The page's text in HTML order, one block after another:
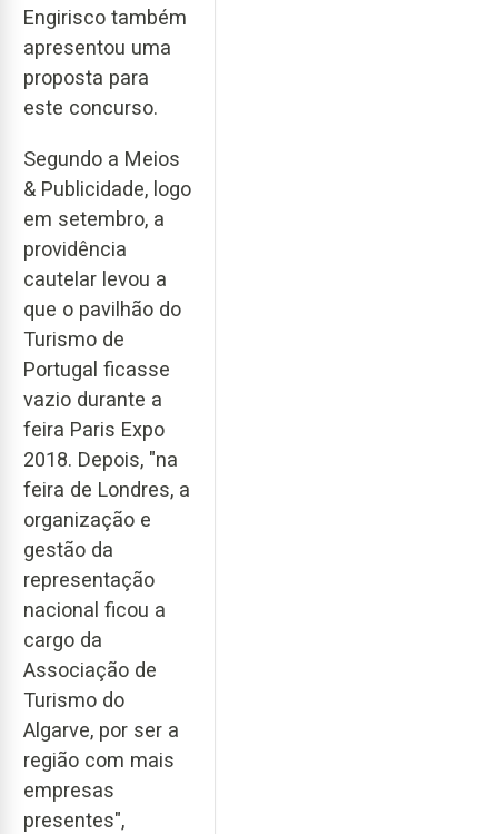
Engirisco também
apresentou uma
proposta para
este concurso.
Segundo a Meios
& Publicidade, logo
em setembro, a
providência
cautelar levou a
que o pavilhão do
Turismo de
Portugal ficasse
vazio durante a
feira Paris Expo
2018. Depois, "na
feira de Londres, a
organização e
gestão da
representação
nacional ficou a
cargo da
Associação de
Turismo do
Algarve, por ser a
região com mais
empresas
presentes",